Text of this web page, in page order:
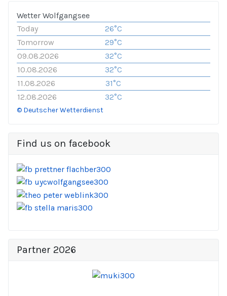
Wetter Wolfgangsee
Today
26°C
Tomorrow
29°C
09.08.2026
32°C
10.08.2026
32°C
11.08.2026
31°C
12.08.2026
32°C
© Deutscher Wetterdienst
Find us on facebook
Partner 2026